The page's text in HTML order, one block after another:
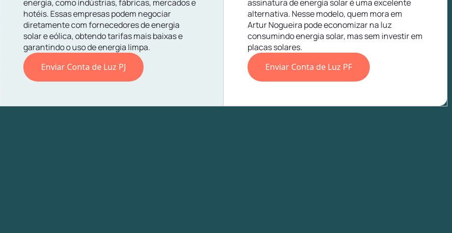
energia, como indústrias, fábricas, mercados e
hotéis. Essas empresas podem negociar
diretamente com fornecedores de energia
solar e eólica, obtendo tarifas mais baixas e
garantindo o uso de energia limpa.
Enviar Conta de Luz PJ
assinatura de energia solar é uma excelente
alternativa. Nesse modelo, quem mora em
Artur Nogueira pode economizar na luz
consumindo energia solar, mas sem investir em
placas solares.
Enviar Conta de Luz PF